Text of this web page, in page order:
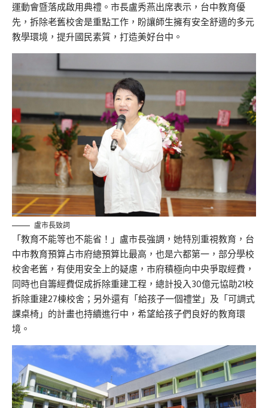
運動會暨落成啟用典禮。市長盧秀燕出席表示，台中教育優
先，拆除老舊校舍是重點工作，盼讓師生擁有安全舒適的多元
教學環境，提升國民素質，打造美好台中。
盧市長致詞
「教育不能等也不能省！」盧市長強調，她特別重視教育，台
中市教育預算占市府總預算比最高，也是六都第一，部分學校
校舍老舊，有使用安全上的疑慮，市府積極向中央爭取經費，
同時也自籌經費促成拆除重建工程，總計投入30億元協助21校
拆除重建27棟校舍；另外還有「給孩子一個禮堂」及「可調式
課桌椅」的計畫也持續進行中，希望給孩子們良好的教育環
境。